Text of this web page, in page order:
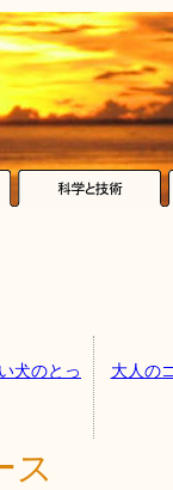
犬のとっ
大人の
ス